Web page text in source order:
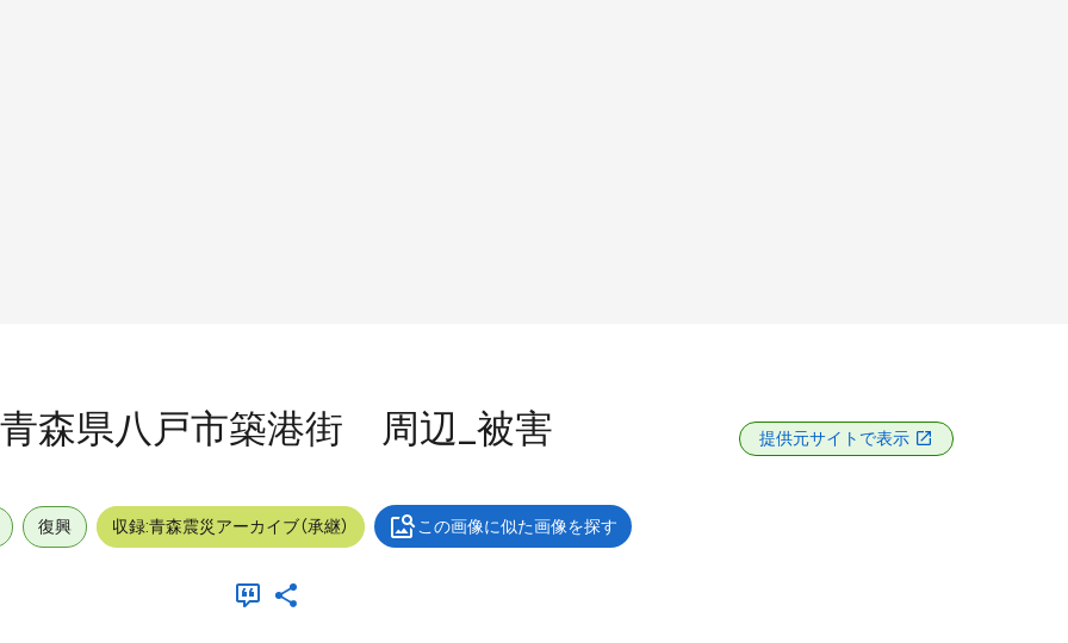
森県八戸市築港街 周辺_被害 提供元サイトで表示
復興 収録:青森震災アーカイブ（承継） この画像に似た画像を探す